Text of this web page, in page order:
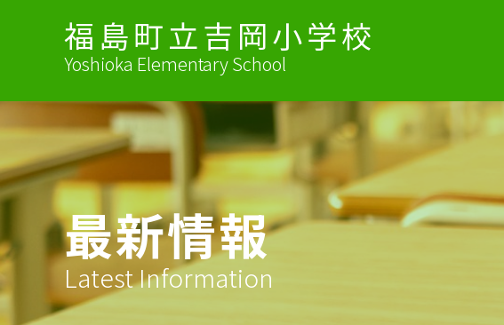
福島町立吉岡小学校
Yoshioka Elementary School
最新情報
Latest Information